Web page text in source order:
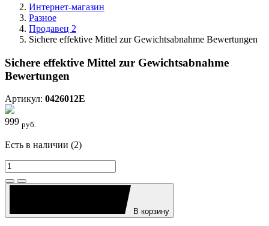
Интернет-магазин
Разное
Продавец 2
Sichere effektive Mittel zur Gewichtsabnahme Bewertungen
Sichere effektive Mittel zur Gewichtsabnahme
Bewertungen
Артикул: 0426012E
999 руб.
Есть в наличии (2)
В корзину